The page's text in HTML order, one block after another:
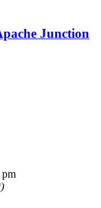
Junction
pm